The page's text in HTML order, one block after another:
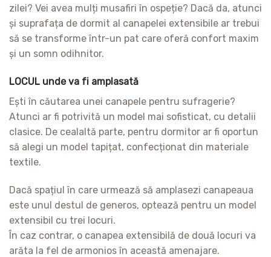
zilei? Vei avea mulți musafiri în ospeție? Dacă da, atunci
și suprafața de dormit al canapelei extensibile ar trebui
să se transforme într-un pat care oferă confort maxim
și un somn odihnitor.
LOCUL unde va fi amplasată
Ești în căutarea unei canapele pentru sufragerie?
Atunci ar fi potrivită un model mai sofisticat, cu detalii
clasice. De cealaltă parte, pentru dormitor ar fi oportun
să alegi un model tapițat, confecționat din materiale
textile.
Dacă spațiul în care urmează să amplasezi canapeaua
este unul destul de generos, optează pentru un model
extensibil cu trei locuri.
În caz contrar, o canapea extensibilă de două locuri va
arăta la fel de armonios în această amenajare.